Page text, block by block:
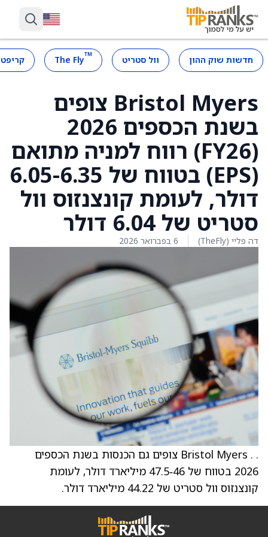
חדשות שוק ההון וול סטריט ™
The Fly
Bristol Myers צופים
בשנת הכספים 2026
(FY26) רווח למניה מתואם
(EPS) בטווח של 6.05-6.35
דולר, לעומת קונצנזוס וול
סטריט של 6.04 דולר
דה פליי (TheFly) 6 בפברואר 2026
. . Bristol Myers צופים גם הכנסות בשנת הכספים
2026 בטווח של 46‑47.5 מיליארד דולר, לעומת
קונצנזוס וול סטריט של 44.22 מיליארד דולר.